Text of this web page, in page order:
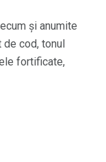
și anumite
de cod, tonul
fortificate,